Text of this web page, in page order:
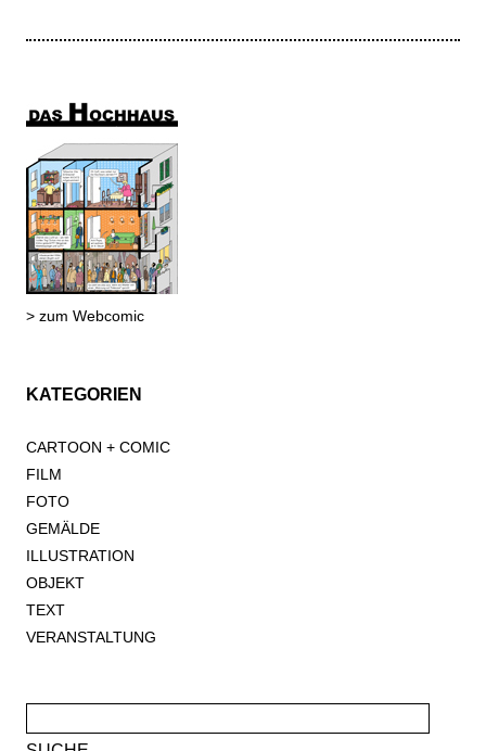
> zum Webcomic
KATEGORIEN
CARTOON + COMIC
FILM
FOTO
GEMÄLDE
ILLUSTRATION
OBJEKT
TEXT
VERANSTALTUNG
nach: